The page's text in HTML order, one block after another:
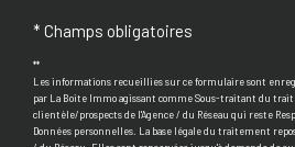
* Champs obligatoires
**
Les informations recueillies sur ce formulaire sont
par La Boite Immo agissant comme Sous-traitant du
clientèle/prospects de l'Agence / du Réseau qui reste
Données personnelles. La base légale du traitement